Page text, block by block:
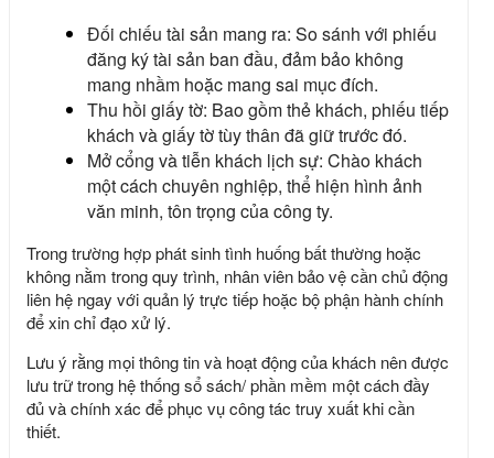
Đối chiếu tài sản mang ra: So sánh với phiếu
đăng ký tài sản ban đầu, đảm bảo không
mang nhầm hoặc mang sai mục đích.
Thu hồi giấy tờ: Bao gồm thẻ khách, phiếu tiếp
khách và giấy tờ tùy thân đã giữ trước đó.
Mở cổng và tiễn khách lịch sự: Chào khách
một cách chuyên nghiệp, thể hiện hình ảnh
văn minh, tôn trọng của công ty.
Trong trường hợp phát sinh tình huống bất thường hoặc
không nằm trong quy trình, nhân viên bảo vệ cần chủ động
liên hệ ngay với quản lý trực tiếp hoặc bộ phận hành chính
để xin chỉ đạo xử lý.
Lưu ý rằng mọi thông tin và hoạt động của khách nên được
lưu trữ trong hệ thống sổ sách/ phần mềm một cách đầy
đủ và chính xác để phục vụ công tác truy xuất khi cần
thiết.